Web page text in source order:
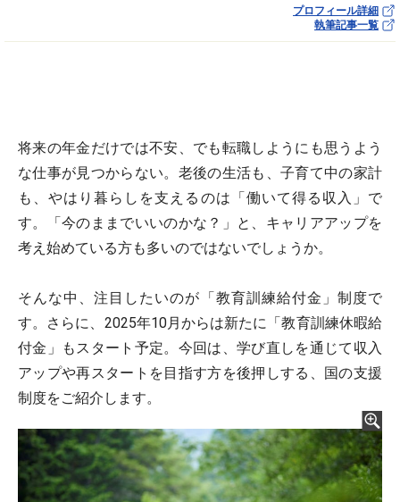
プロフィール詳細
執筆記事一覧
将来の年金だけでは不安、でも転職しようにも思うよう
な仕事が見つからない。老後の生活も、子育て中の家計
も、やはり暮らしを支えるのは「働いて得る収入」で
す。「今のままでいいのかな？」と、キャリアアップを
考え始めている方も多いのではないでしょうか。
そんな中、注目したいのが「教育訓練給付金」制度で
す。さらに、2025年10月からは新たに「教育訓練休暇給
付金」もスタート予定。今回は、学び直しを通じて収入
アップや再スタートを目指す方を後押しする、国の支援
制度をご紹介します。